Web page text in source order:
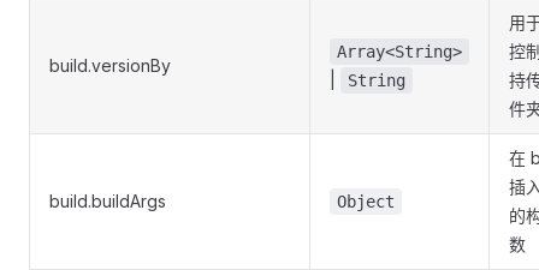
build.versionBy
Array<String>
String
用
控
持
件
build.buildArgs Object
在
插
的
数